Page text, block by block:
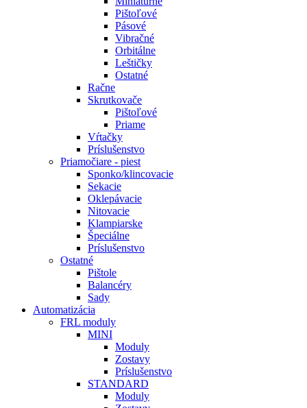
Pištoľové
Pásové
Vibračné
Orbitálne
Leštičky
Ostatné
Račne
Skrutkovače
Pištoľové
Priame
Vŕtačky
Príslušenstvo
Priamočiare - piest
Sponko/klincovacie
Sekacie
Oklepávacie
Nitovacie
Klampiarske
Špeciálne
Príslušenstvo
Ostatné
Pištole
Balancéry
Sady
Automatizácia
FRL moduly
MINI
Moduly
Zostavy
Príslušenstvo
STANDARD
Moduly